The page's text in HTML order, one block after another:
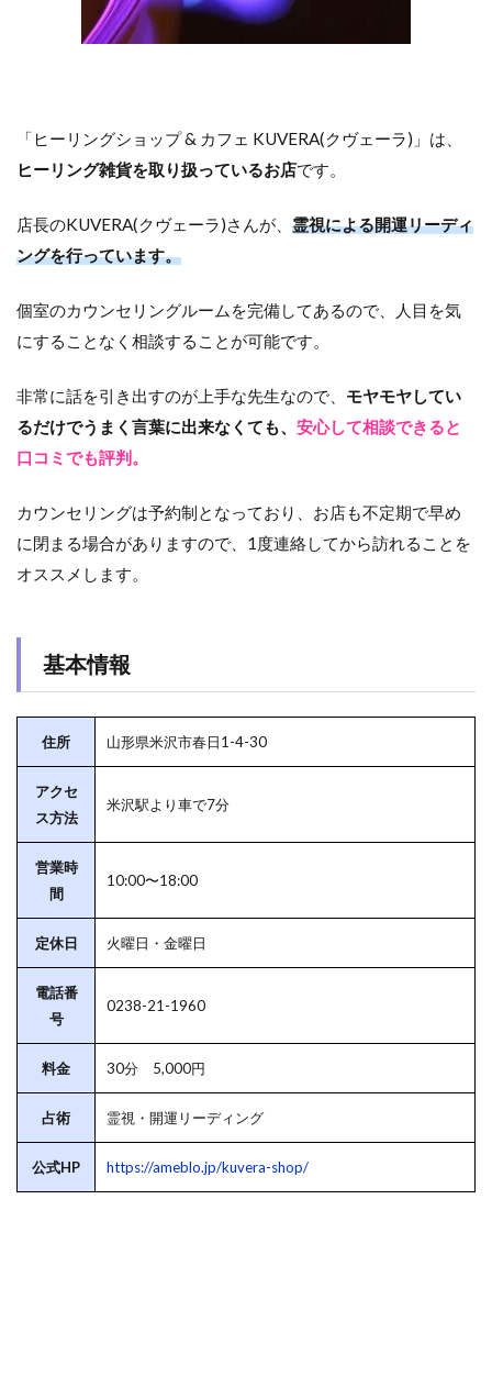
「ヒーリングショップ & カフェ KUVERA(クヴェーラ)」は、
ヒーリング雑貨を取り扱っているお店です。
店長のKUVERA(クヴェーラ)さんが、 霊視による開運リーディ
ングを行っています。
個室のカウンセリングルームを完備してあるので、人目を気
にすることなく相談することが可能です。
非常に話を引き出すのが上手な先生なので、 モヤモヤしてい
るだけでうまく言葉に出来なくても、 安心して相談できると
口コミでも評判。
カウンセリングは予約制となっており、お店も不定期で早め
に閉まる場合がありますので、1度連絡してから訪れることを
オススメします。
基本情報
住所 山形県米沢市春日1-4-30
アクセ
ス方法
米沢駅より車で7分
営業時
間
10:00〜18:00
定休日 火曜日・金曜日
電話番
号
0238-21-1960
料金 30分 5,000円
占術 霊視・開運リーディング
公式HP https://ameblo.jp/kuvera-shop/